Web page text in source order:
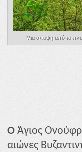
Μια άποψη από το
Ο Άγιος
αιώνες